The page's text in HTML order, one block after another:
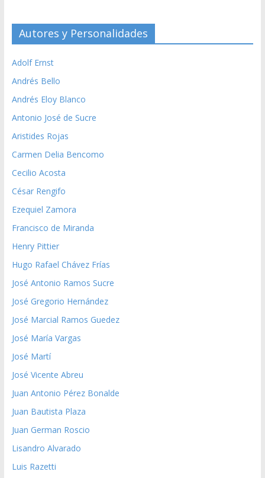
Autores y Personalidades
Adolf Ernst
Andrés Bello
Andrés Eloy Blanco
Antonio José de Sucre
Aristides Rojas
Carmen Delia Bencomo
Cecilio Acosta
César Rengifo
Ezequiel Zamora
Francisco de Miranda
Henry Pittier
Hugo Rafael Chávez Frías
José Antonio Ramos Sucre
José Gregorio Hernández
José Marcial Ramos Guedez
José María Vargas
José Martí
José Vicente Abreu
Juan Antonio Pérez Bonalde
Juan Bautista Plaza
Juan German Roscio
Lisandro Alvarado
Luis Razetti